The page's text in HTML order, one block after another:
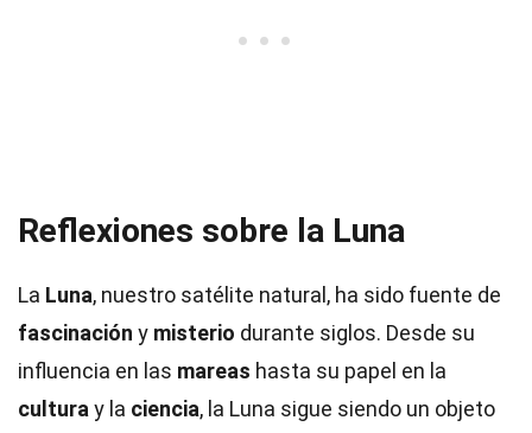
Reflexiones sobre la Luna
La Luna, nuestro satélite natural, ha sido fuente de
fascinación y misterio durante siglos. Desde su
influencia en las mareas hasta su papel en la
cultura y la ciencia, la Luna sigue siendo un objeto